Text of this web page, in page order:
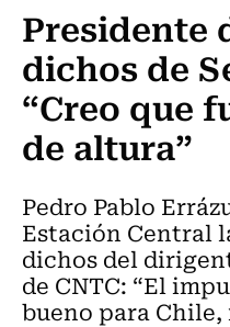
Presidente
dichos de
“Creo que
de altura”
Pedro Pablo
Estación Central
dichos del
de CNTC: “El
bueno para